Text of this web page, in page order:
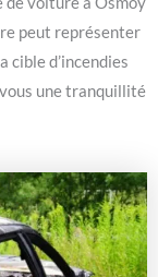
peut représenter
cible d’incendies
une tranquillité